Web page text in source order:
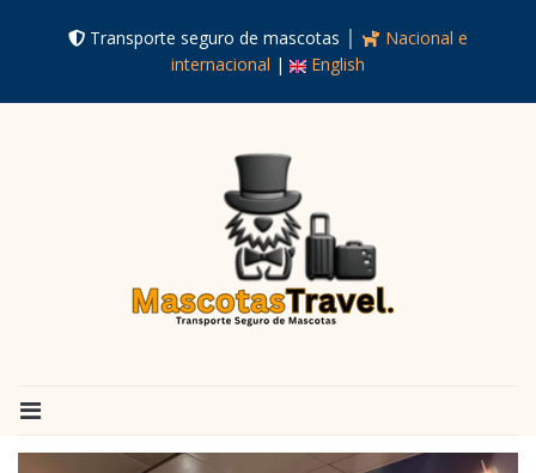
Transporte seguro de mascotas │
Nacional e
internacional | English